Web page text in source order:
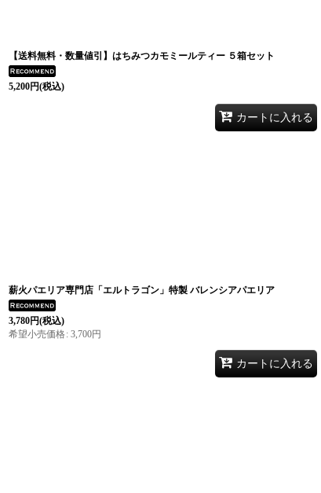
【送料無料・数量値引】はちみつカモミールティー ５箱セット
5,200円(税込)
カートに入れる
薪火パエリア専門店「エルトラゴン」特製 バレンシアパエリア
3,780円(税込)
希望小売価格: 3,700円
カートに入れる